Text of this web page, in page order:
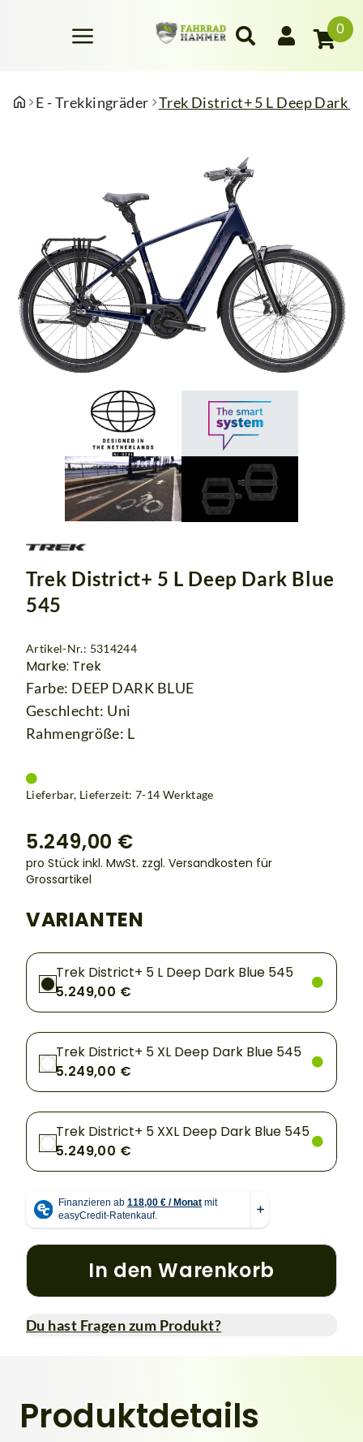
0
E - Trekkingräder Trek District+ 5 L Deep Dark
Trek District+ 5 L Deep Dark Blue
545
Artikel-Nr.: 5314244
Marke: Trek
Farbe: DEEP DARK BLUE
Geschlecht: Uni
Rahmengröße: L
Lieferbar, Lieferzeit: 7-14 Werktage
5.249,00 €
pro Stück inkl. MwSt. zzgl. Versandkosten für
Grossartikel
VARIANTEN
Trek District+ 5 L Deep Dark Blue 545
5.249,00 €
Trek District+ 5 XL Deep Dark Blue 545
5.249,00 €
Trek District+ 5 XXL Deep Dark Blue 545
5.249,00 €
In den Warenkorb
Du hast Fragen zum Produkt?
Produktdetails